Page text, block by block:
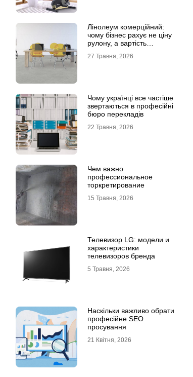
Лінолеум комерційний:
чому бізнес рахує не ціну
рулону, а вартість
27 Травня, 2026
Чому українці все частіше
звертаються в професійні
бюро перекладів
22 Травня, 2026
Чем важно
профессиональное
торкретирование
15 Травня, 2026
Телевизор LG: модели и
характеристики
телевизоров бренда
5 Травня, 2026
Наскільки важливо обрати
професійне SEO
просування
21 Квітня, 2026